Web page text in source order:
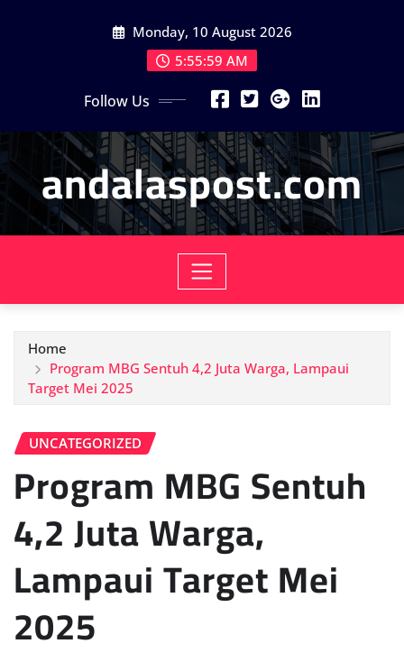
Monday, 10 August 2026
5:56:00 AM
Follow Us
andalaspost.com
Home
Program MBG Sentuh 4,2 Juta Warga, Lampaui
Target Mei 2025
UNCATEGORIZED
Program MBG Sentuh
4,2 Juta Warga,
Lampaui Target Mei
2025